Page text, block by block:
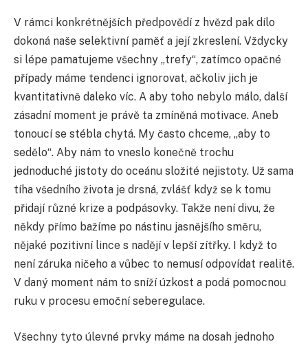
V rámci konkrétnějších předpovědí z hvězd pak dílo
dokoná naše selektivní paměť a její zkreslení. Vždycky
si lépe pamatujeme všechny „trefy“, zatímco opačné
případy máme tendenci ignorovat, ačkoliv jich je
kvantitativně daleko víc. A aby toho nebylo málo, další
zásadní moment je právě ta zmíněná motivace. Aneb
tonoucí se stébla chytá. My často chceme, „aby to
sedělo“. Aby nám to vneslo konečně trochu
jednoduché jistoty do oceánu složité nejistoty. Už sama
tíha všedního života je drsná, zvlášť když se k tomu
přidají různé krize a podpásovky. Takže není divu, že
někdy přímo bažíme po nástinu jasnějšího směru,
nějaké pozitivní lince s nadějí v lepší zítřky. I když to
není záruka ničeho a vůbec to nemusí odpovídat realitě.
V daný moment nám to sníží úzkost a podá pomocnou
ruku v procesu emoční seberegulace.
Všechny tyto úlevné prvky máme na dosah jednoho